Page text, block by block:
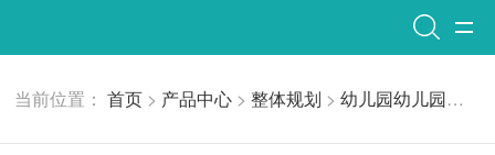
当前位置：首页 > 产品中心 >整体规划 >幼儿园幼儿园儿童木质游乐设备